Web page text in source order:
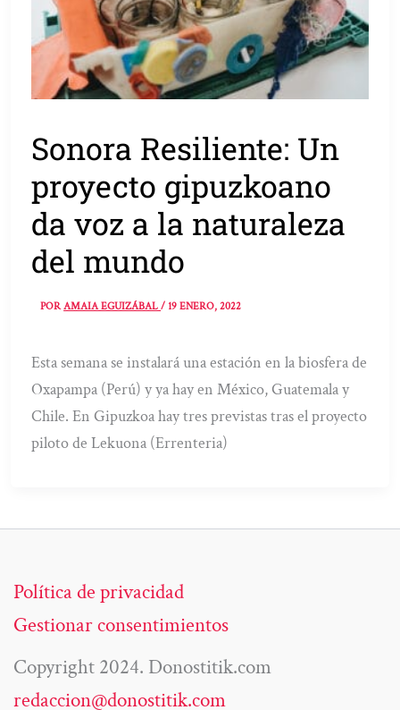
Sonora Resiliente: Un
proyecto gipuzkoano
da voz a la naturaleza
del mundo
PORAMAIA EGUIZÁBAL/19 ENERO, 2022
Esta semana se instalará una estación en la biosfera de
Oxapampa (Perú) y ya hay en México, Guatemala y
Chile. En Gipuzkoa hay tres previstas tras el proyecto
piloto de Lekuona (Errenteria)
Política de privacidad
Gestionar consentimientos
Copyright 2024. Donostitik.com
redaccion@donostitik.com